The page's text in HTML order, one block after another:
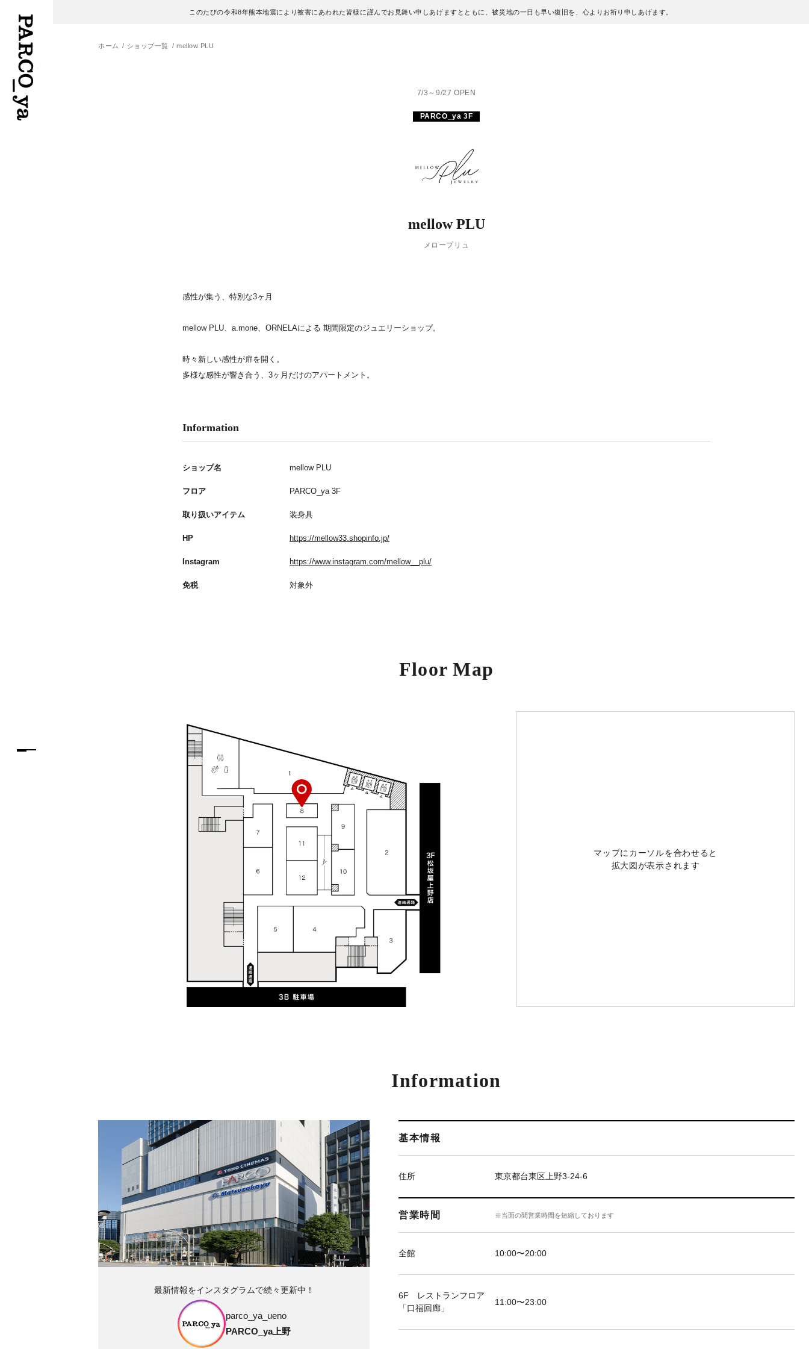
このたびの令和8年熊本地震により被害にあわれた皆様に謹んでお見舞い申しあげますとともに、被災地の一日も早い復旧を、心よりお祈り申しあげます。
ホーム ショップ一覧 mellow PLU
7/3～9/27 OPEN
PARCO_ya 3F
mellow PLU
メロープリュ
感性が集う、特別な3ヶ月
mellow PLU、a.mone、ORNELAによる 期間限定のジュエリーショップ。
時々新しい感性が扉を開く。
多様な感性が響き合う、3ヶ月だけのアパートメント。
Information
ショップ名 mellow PLU
フロア PARCO_ya 3F
取り扱いアイテム 装身具
HP https://mellow33.shopinfo.jp/
Instagram https://www.instagram.com/mellow__plu/
免税 対象外
Floor Map
マップにカーソルを合わせると
拡大図が表示されます
Information
基本情報
住所 東京都台東区上野3-24-6
営業時間 ※当面の間営業時間を短縮しております
全館 10:00〜20:00
6F レストランフロア
「口福回廊」
11:00〜23:00
最新情報をインスタグラムで続々更新中！
parco_ya_ueno
PARCO_ya上野